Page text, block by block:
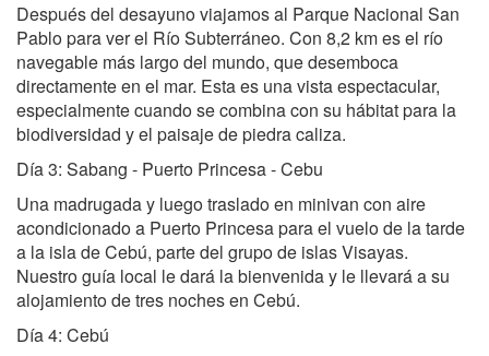
Después del desayuno viajamos al Parque Nacional San
Pablo para ver el Río Subterráneo. Con 8,2 km es el río
navegable más largo del mundo, que desemboca
directamente en el mar. Esta es una vista espectacular,
especialmente cuando se combina con su hábitat para la
biodiversidad y el paisaje de piedra caliza.
Día 3: Sabang - Puerto Princesa - Cebu
Una madrugada y luego traslado en minivan con aire
acondicionado a Puerto Princesa para el vuelo de la tarde
a la isla de Cebú, parte del grupo de islas Visayas.
Nuestro guía local le dará la bienvenida y le llevará a su
alojamiento de tres noches en Cebú.
Día 4: Cebú